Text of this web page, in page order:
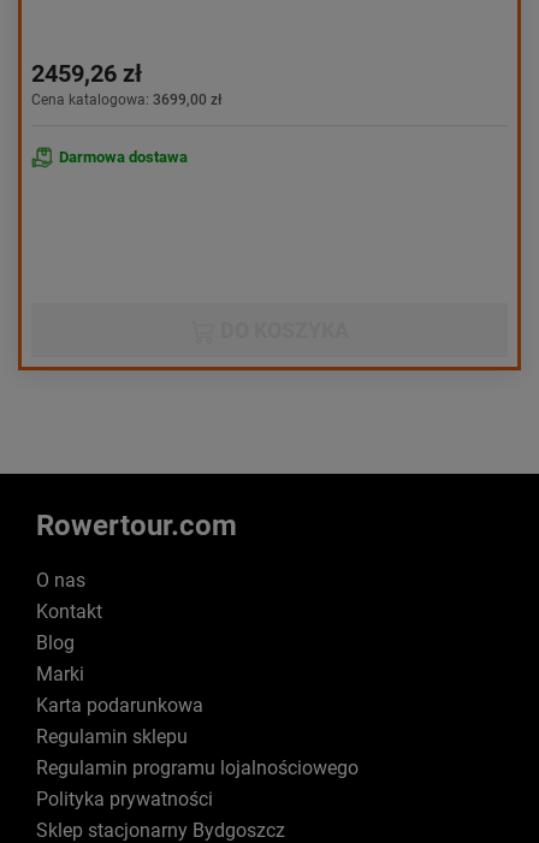
2459,26 zł
Cena katalogowa: 3699,00 zł
Darmowa dostawa
Rowertour.com
O nas
Kontakt
Blog
Marki
Karta podarunkowa
Regulamin sklepu
Regulamin programu lojalnościowego
Polityka prywatności
Sklep stacjonarny Bydgoszcz